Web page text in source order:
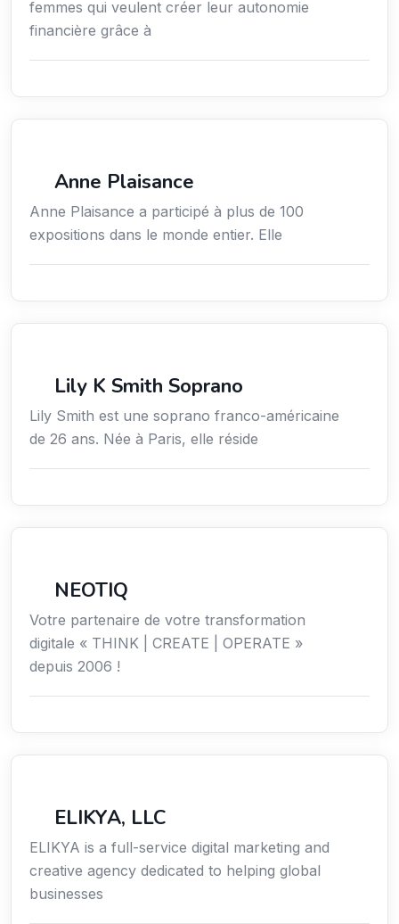
femmes qui veulent créer leur autonomie
financière grâce à
Anne Plaisance
Anne Plaisance a participé à plus de 100
expositions dans le monde entier. Elle
Lily K Smith Soprano
Lily Smith est une soprano franco-américaine
de 26 ans. Née à Paris, elle réside
NEOTIQ
Votre partenaire de votre transformation
digitale « THINK | CREATE | OPERATE »
depuis 2006 !
ELIKYA, LLC
ELIKYA is a full-service digital marketing and
creative agency dedicated to helping global
businesses